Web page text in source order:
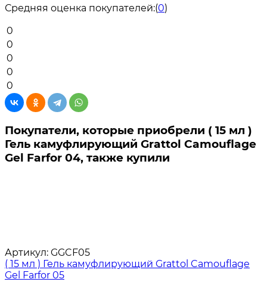
Средняя оценка покупателей:(0)
0
0
0
0
0
Покупатели, которые приобрели ( 15 мл )
Гель камуфлирующий Grattol Camouflage
Gel Farfor 04, также купили
Артикул: GGCF05
( 15 мл ) Гель камуфлирующий Grattol Camouflage
Gel Farfor 05